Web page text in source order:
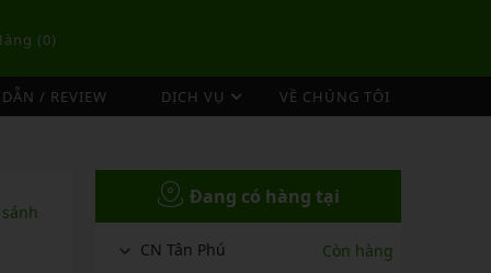
(0)
Túi Cầu Lông Lining
Túi Cầu Lông Victor
/ REVIEW
DỊCH VỤ
DỊCH VỤ THU MUA VỢT CŨ
VỀ CHÚNG TÔI
sánh
Đang có hàng tại
CN Tân Phú Còn hàng